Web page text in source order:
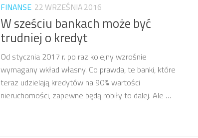
FINANSE 22 WRZEŚNIA 2016
W sześciu bankach może być
trudniej o kredyt
Od stycznia 2017 r. po raz kolejny wzrośnie
wymagany wkład własny. Co prawda, te banki, które
teraz udzielają kredytów na 90% wartości
nieruchomości, zapewne będą robiły to dalej. Ale …